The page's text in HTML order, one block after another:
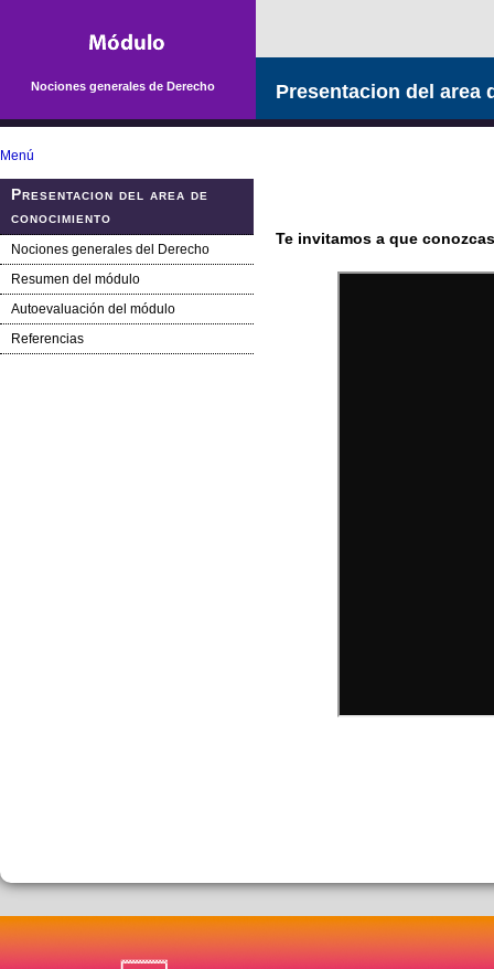
Nociones generales de Derecho
Menú
Presentacion del area de
conocimiento
Nociones generales del Derecho
Resumen del módulo
Autoevaluación del módulo
Referencias
Presentacion del area
Te invitamos a que